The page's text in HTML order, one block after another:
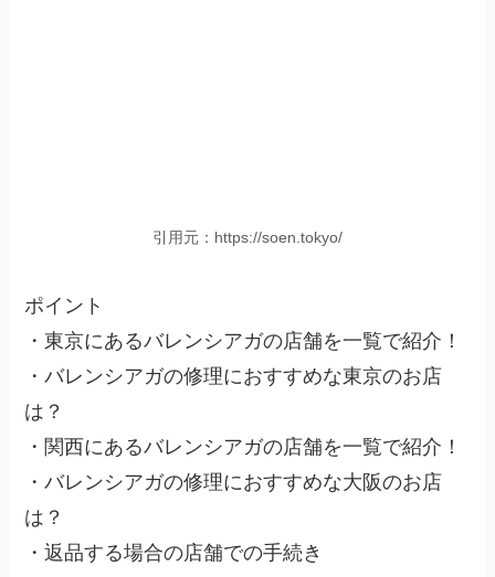
引用元：https://soen.tokyo/
ポイント
・東京にあるバレンシアガの店舗を一覧で紹介！
・バレンシアガの修理におすすめな東京のお店
は？
・関西にあるバレンシアガの店舗を一覧で紹介！
・バレンシアガの修理におすすめな大阪のお店
は？
・返品する場合の店舗での手続き